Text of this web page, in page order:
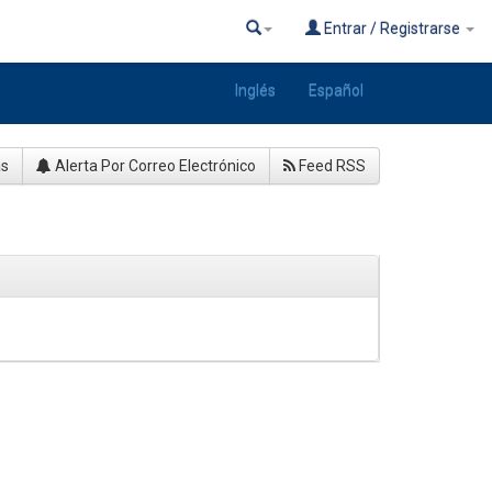
Entrar / Registrarse
Inglés Español
Alerta Por Correo Electrónico Feed RSS